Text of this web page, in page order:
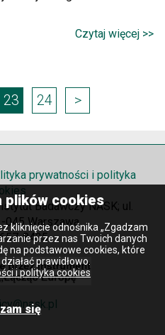
Czytaj więcej >>
23 24 >
prywatności i polityka
Badawczy NASK; ul.
045 Warszawa
8425
plików cookies
kliknięcie odnośnika „Zgadzam
przez nas Twoich danych
na podstawowe cookies, które
prawidłowo.
i polityka cookies
się